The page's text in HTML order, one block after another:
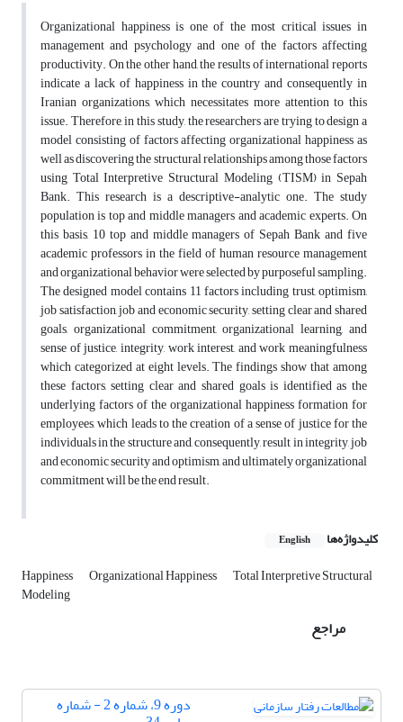
Organizational happiness is one of the most critical issues in
management and psychology and one of the factors affecting
productivity. On the other hand, the results of international reports
indicate a lack of happiness in the country and consequently in
Iranian organizations, which necessitates more attention to this
issue. Therefore, in this study, the researchers are trying to design a
model consisting of factors affecting organizational happiness as
well as discovering the structural relationships among those factors
using Total Interpretive Structural Modeling (TISM) in Sepah
Bank. This research is a descriptive-analytic one. The study
population is top and middle managers and academic experts. On
this basis, 10 top and middle managers of Sepah Bank and five
academic professors in the field of human resource management
and organizational behavior were selected by purposeful sampling.
The designed model contains 11 factors including trust, optimism,
job satisfaction, job and economic security, setting clear and shared
goals, organizational commitment, organizational learning, and
sense of justice, integrity, work interest, and work meaningfulness
which categorized at eight levels. The findings show that among
these factors, setting clear and shared goals is identified as the
underlying factors of the organizational happiness formation for
employees, which leads to the creation of a sense of justice for the
individuals in the structure and, consequently, result in integrity, job
and economic security and optimism, and ultimately organizational
commitment will be the end result.
کلیدواژه‌ها English
Happiness Organizational Happiness Total Interpretive Structural
Modeling
مراجع
دوره 9، شماره 2 - شماره